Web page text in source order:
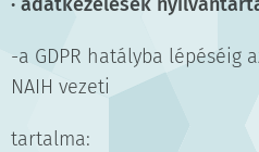
-a GDPR hatályba lépéséig
NAIH vezeti
tartalma: